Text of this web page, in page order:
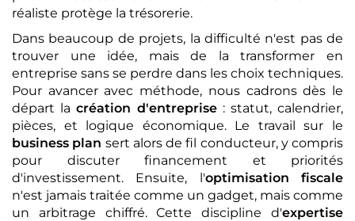
réaliste protège la trésorerie.
Dans beaucoup de projets, la difficulté n'est pas de
trouver une idée, mais de la transformer en
entreprise sans se perdre dans les choix techniques.
Pour avancer avec méthode, nous cadrons dès le
départ lacréation d'entreprise: statut, calendrier,
pièces, et logique économique. Le travail sur le
business plan sert alors de fil conducteur, y compris
pour discuter financement et priorités
d'investissement. Ensuite, l'optimisation fiscale
n'est jamais traitée comme un gadget, mais comme
un arbitrage chiffré. Cette discipline d'expertise